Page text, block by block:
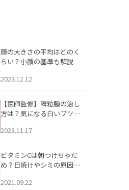
顔の大きさの平均はどのく
らい？小顔の基準も解説
2023.12.12
【医師監修】稗粒腫の治し
方は？気になる白いブツブ
アについて
2023.11.17
ビタミンCは朝つけちゃだ
め？日焼けやシミの原因に
2021.09.22